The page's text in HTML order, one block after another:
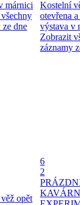
márnici
ze dne
Kostelní
otevřena
výstava v
Zobrazit
záznamy
opět
6
2